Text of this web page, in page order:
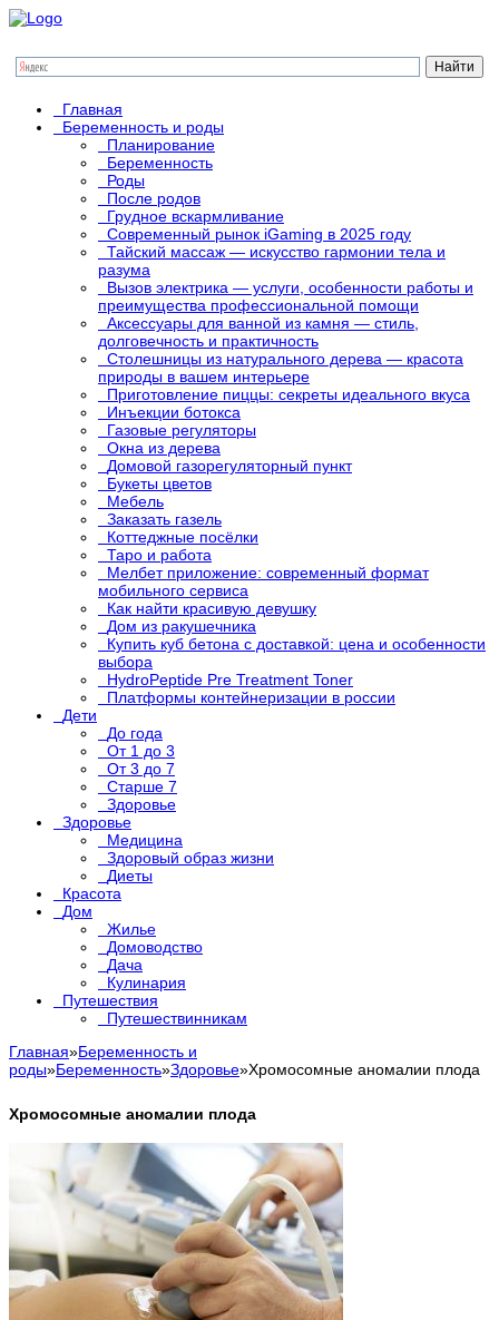
Главная
Беременность и роды
Планирование
Беременность
Роды
После родов
Грудное вскармливание
Современный рынок iGaming в 2025 году
Тайский массаж — искусство гармонии тела и
разума
Вызов электрика — услуги, особенности работы и
преимущества профессиональной помощи
Аксессуары для ванной из камня — стиль,
долговечность и практичность
Столешницы из натурального дерева — красота
природы в вашем интерьере
Приготовление пиццы: секреты идеального вкуса
Инъекции ботокса
Газовые регуляторы
Окна из дерева
Домовой газорегуляторный пункт
Букеты цветов
Мебель
Заказать газель
Коттеджные посёлки
Таро и работа
Мелбет приложение: современный формат
мобильного сервиса
Как найти красивую девушку
Дом из ракушечника
Купить куб бетона с доставкой: цена и особенности
выбора
HydroPeptide Pre Treatment Toner
Платформы контейнеризации в россии
Дети
До года
От 1 до 3
От 3 до 7
Старше 7
Здоровье
Здоровье
Медицина
Здоровый образ жизни
Диеты
Красота
Дом
Жилье
Домоводство
Дача
Кулинария
Путешествия
Путешествинникам
Главная»Беременность и
роды»Беременность»Здоровье»Хромосомные аномалии плода
Хромосомные аномалии плода